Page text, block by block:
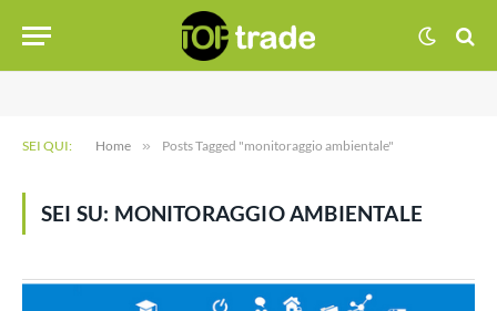
SEI QUI: Home » Posts Tagged "monitoraggio ambientale"
SEI SU: MONITORAGGIO AMBIENTALE